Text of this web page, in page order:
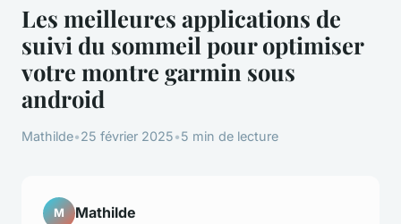
Les meilleures applications de
suivi du sommeil pour optimiser
votre montre garmin sous
android
Mathilde•25 février 2025•5 min de lecture
M Mathilde